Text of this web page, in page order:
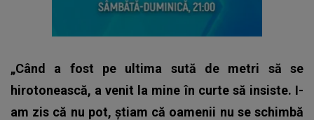
„Când a fost pe ultima sută de metri să se
hirotonească, a venit la mine în curte să insiste. I-
am zis că nu pot, știam că oamenii nu se schimbă